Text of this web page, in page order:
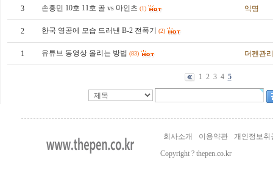
3 손흥민 10호 11호 골 vs 마인츠 (1) 익명
2 한국 영공에 모습 드러낸 B-2 전폭기 (2)
1 유튜브 동영상 올리는 방법 (83) 더펜관
1 2 3 4 5
회사소개 이용약관
개인정보취
Copyright ? thepen.co.kr